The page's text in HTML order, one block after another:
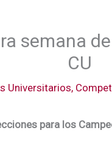
semana
CU
Universitarios,
para los